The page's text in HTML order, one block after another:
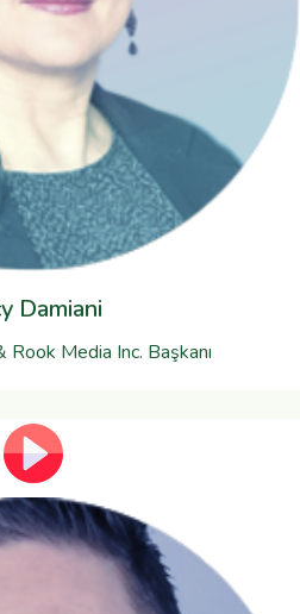
Damiani
Rook Media Inc. Başkanı